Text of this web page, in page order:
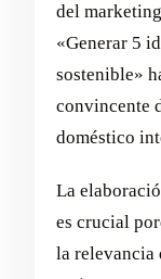
del
«Generar 5
sostenible»
convincente
doméstico
La
es crucial
la relevancia